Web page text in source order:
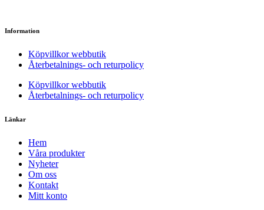
Information
Köpvillkor webbutik
Återbetalnings- och returpolicy
Köpvillkor webbutik
Återbetalnings- och returpolicy
Länkar
Hem
Våra produkter
Nyheter
Om oss
Kontakt
Mitt konto